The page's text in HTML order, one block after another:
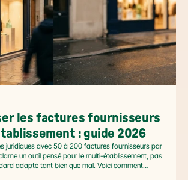
les factures fournisseurs
: guide 2026
juridiques avec 50 à 200 factures fournisseurs par
un outil pensé pour le multi-établissement, pas
adapté tant bien que mal. Voici comment
la gouvernance locale, capturer le levier BFR